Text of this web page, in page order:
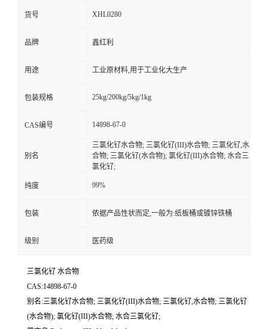
货号 XHL0280
品牌 鑫红利
用途 工业原材料,用于工业化大生产
包装规格 25kg/200kg/5kg/1kg
CAS编号 14898-67-0
别名
三氯化钌水合物; 三氯化钌(III)水合物; 三氯化钌,水
合物; 三氯化钌(水合物); 氯化钌(III)水合物; 水合三
氯化钌;
纯度 99%
包装 依据产品性状而定,一般为:纸板桶或镀锌铁桶
级别 医药级
三氯化钌 水合物
CAS:14898-67-0
别名:三氯化钌水合物; 三氯化钌(III)水合物; 三氯化钌,水合物; 三氯化钌
(水合物); 氯化钌(III)水合物; 水合三氯化钌;